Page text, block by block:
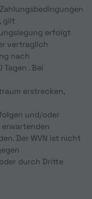
gilt
erfolgt
vertraglich
nach
. Bei
erstrecken,
und/oder
Der WVN ist nicht
durch Dritte